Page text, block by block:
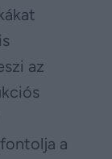
az
a